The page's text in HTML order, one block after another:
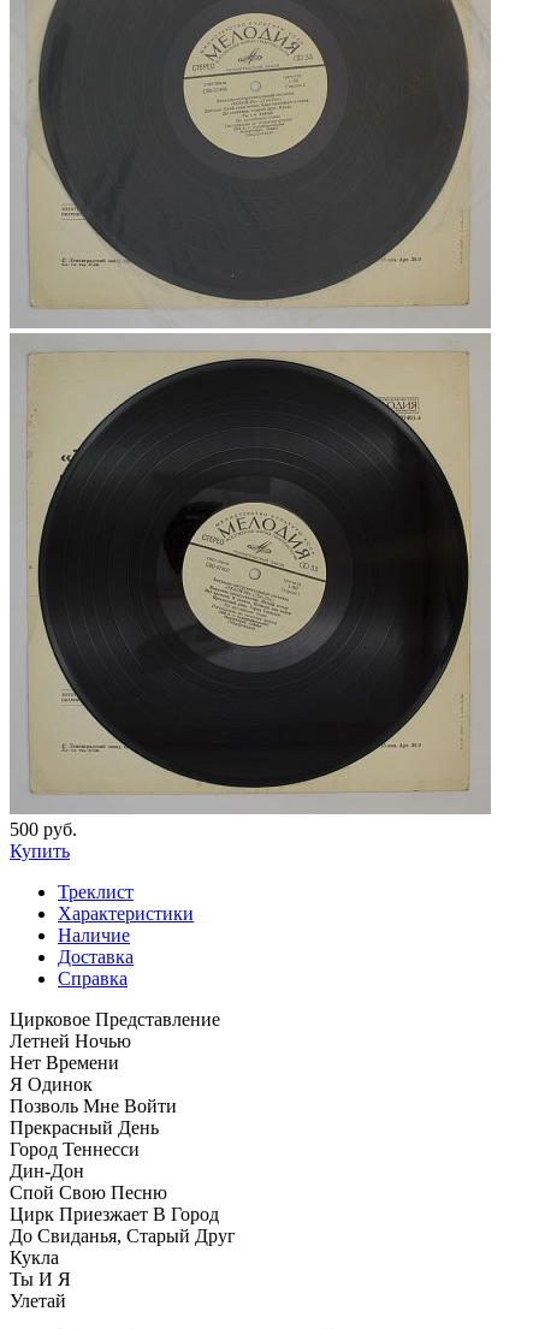
500 руб.
Купить
Треклист
Характеристики
Наличие
Доставка
Справка
Цирковое Представление
Летней Ночью
Нет Времени
Я Одинок
Позволь Мне Войти
Прекрасный День
Город Теннесси
Дин-Дон
Спой Свою Песню
Цирк Приезжает В Город
До Свиданья, Старый Друг
Кукла
Ты И Я
Улетай